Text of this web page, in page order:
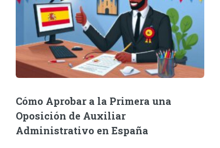
Cómo Aprobar a la Primera una
Oposición de Auxiliar
Administrativo en España